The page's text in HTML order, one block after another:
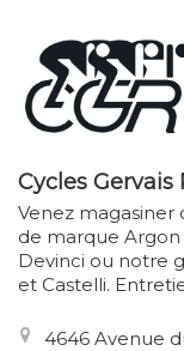
Cycles Gervais
Venez magasiner
de marque Argon
Devinci ou notre
et Castelli.
4646 Avenue